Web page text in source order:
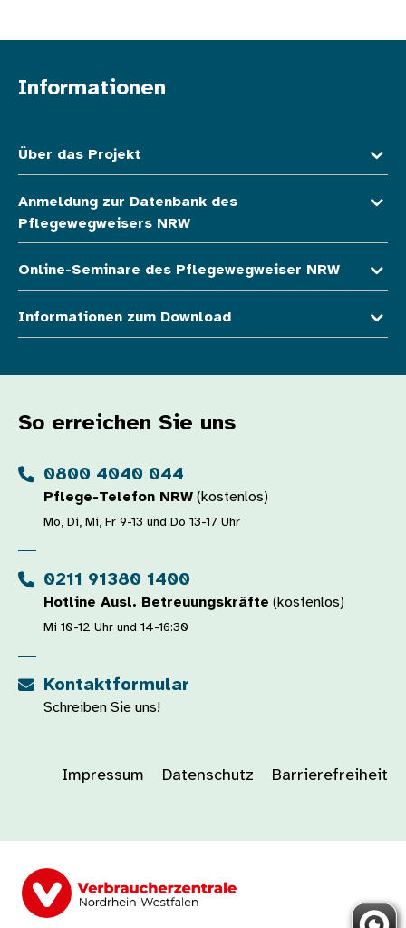
Informationen
Über das Projekt
Anmeldung zur Datenbank des
Pflegewegweisers NRW
Online-Seminare des Pflegewegweiser NRW
Informationen zum Download
So erreichen Sie uns
0800 4040 044
Pflege-Telefon NRW (kostenlos)
Mo, Di, Mi, Fr 9-13 und Do 13-17 Uhr
0211 91380 1400
Hotline Ausl. Betreuungskräfte (kostenlos)
Mi 10-12 Uhr und 14-16:30
Kontaktformular
Schreiben Sie uns!
Impressum Datenschutz Barrierefreiheit